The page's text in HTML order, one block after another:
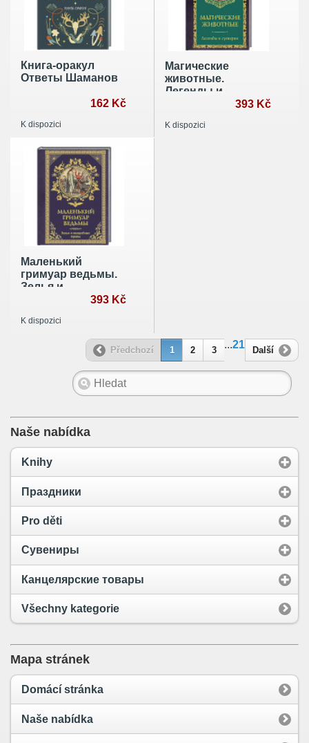
Книга-оракул
Ответы Шаманов
162 Kč
K dispozici
Магические
животные.
Легенды и
393 Kč
K dispozici
Маленький
гримуар ведьмы.
Зелья и
волшебные травы
393 Kč
K dispozici
Předchozí 1 2 3
...21
Další
Naše nabídka
Knihy
Праздники
Pro děti
Сувениры
Канцелярские товары
Všechny kategorie
Mapa stránek
Domácí stránka
Naše nabídka